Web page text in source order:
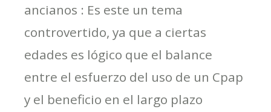
ancianos : Es este un tema
controvertido, ya que a ciertas
edades es lógico que el balance
entre el esfuerzo del uso de un Cpap
y el beneficio en el largo plazo